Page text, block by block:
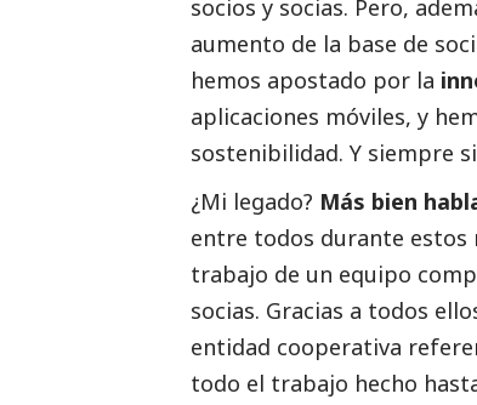
socios y socias. Pero,
aumento de la base de
hemos apostado por la
aplicaciones móviles, y
sostenibilidad. Y siempre
¿Mi legado? Más bien
entre todos durante estos
trabajo de un equipo
socias. Gracias a todos
entidad cooperativa
todo el trabajo hecho